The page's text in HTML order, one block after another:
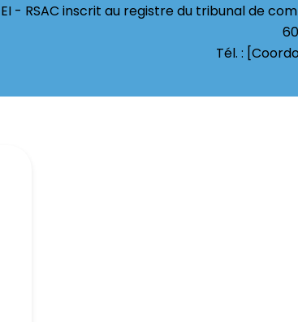
EI - RSAC inscrit au registre du tribunal de
Tél. :